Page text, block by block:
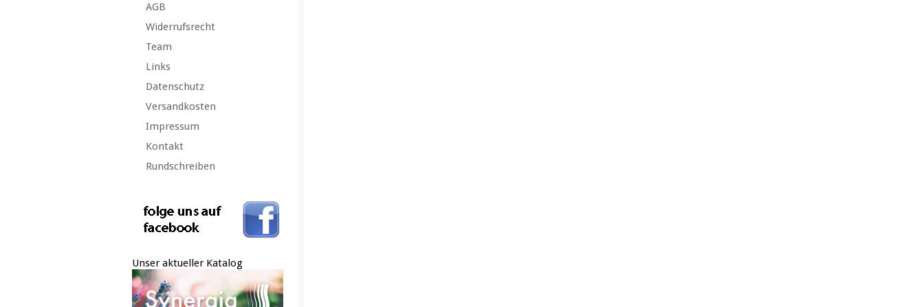
AGB
Widerrufsrecht
Team
Links
Datenschutz
Versandkosten
Impressum
Kontakt
Rundschreiben
Unser aktueller Katalog